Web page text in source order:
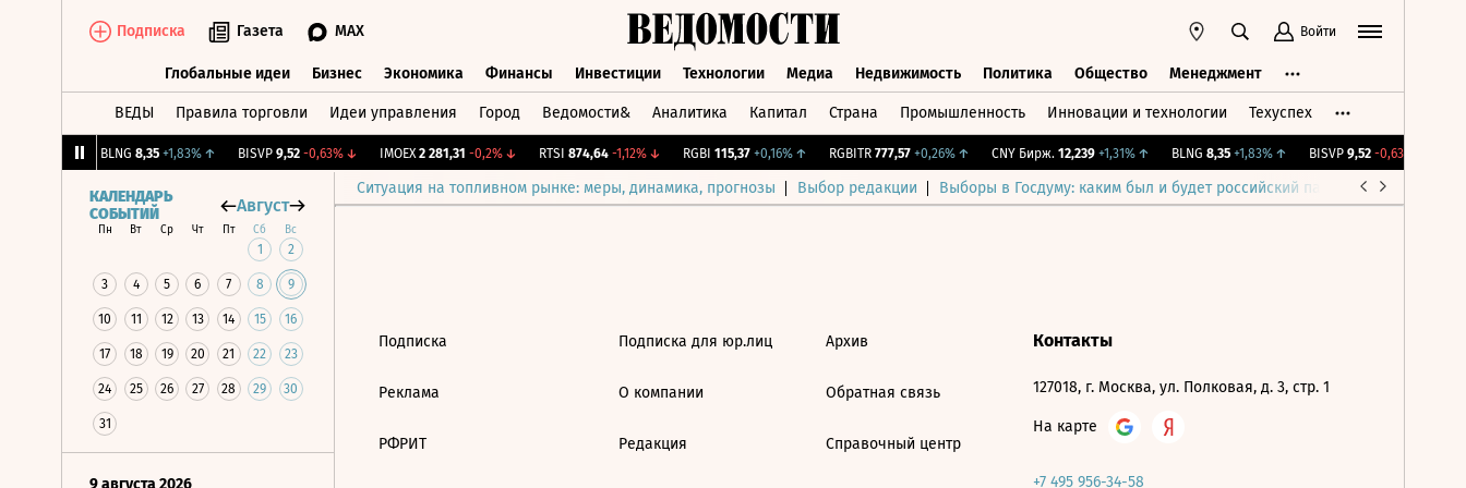
Подписка Газета MAX Войти
Глобальные идеи Бизнес Экономика Финансы Инвестиции Технологии Медиа Недвижимость Политика Общество Менеджмент
ВЕДЫ Правила торговли Идеи управления Город Ведомости& Аналитика Капитал Страна Промышленность Инновации и технологии Техуспех
BLNG 8,35 +1,83%↑ BISVP 9,52 -0,63%↓ IMOEX 2 281,31 -0,2%↓ RTSI 874,64 -1,12%↓ RGBI 115,37 +0,16%↑ RGBITR 777,57 +0,26%↑ CNY Бирж. 12,239 +1,31%↑ BLNG 8,35 +1,83%↑ BISVP 9,52 -0,63%
Ситуация на топливном рынке: меры, динамика, прогнозы Выбор редакции Выборы в Госдуму: каким был и будет российский парламент
КАЛЕНДАРЬ
СОБЫТИЙ
Август
Пн Вт Ср Чт Пт Сб Вс
1 2
3 4 5 6 7 8 9
10 11 12 13 14 15 16
17 18 19 20 21 22 23
24 25 26 27 28 29 30
31
9 августа 2026
Подписка
Реклама
РФРИТ
Подписка для юр.лиц
О компании
Редакция
Архив
Обратная связь
Справочный центр
Контакты
127018, г. Москва, ул. Полковая, д. 3, стр. 1
На карте
+7 495 956-34-58